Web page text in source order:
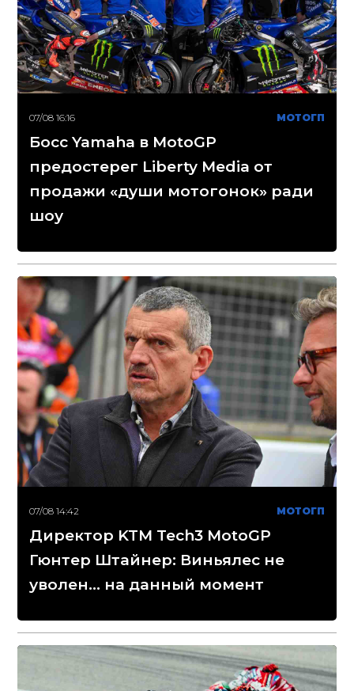
07/08 16:16 МОТОГП
Босс Yamaha в MotoGP
предостерег Liberty Media от
продажи «души мотогонок» ради
шоу
07/08 14:42 МОТОГП
Директор KTM Tech3 MotoGP
Гюнтер Штайнер: Виньялес не
уволен... на данный момент